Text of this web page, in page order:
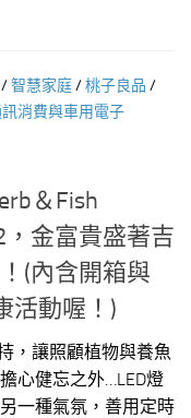
/智慧家庭/桃子良品 /
消費與車用電子
＆Fish
，金富貴盛著吉
(內含開箱與
活動喔！)
，讓照顧植物與養魚
心健忘之外…LED燈
一種氣氛，善用定時